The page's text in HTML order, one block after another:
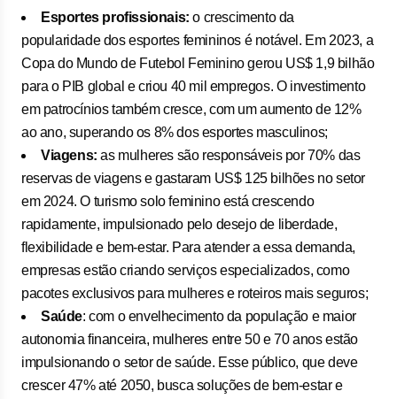
Esportes profissionais: o crescimento da
popularidade dos esportes femininos é notável. Em 2023, a
Copa do Mundo de Futebol Feminino gerou US$ 1,9 bilhão
para o PIB global e criou 40 mil empregos. O investimento
em patrocínios também cresce, com um aumento de 12%
ao ano, superando os 8% dos esportes masculinos;
Viagens:as mulheres são responsáveis por 70% das
reservas de viagens e gastaram US$ 125 bilhões no setor
em 2024. O turismo solo feminino está crescendo
rapidamente, impulsionado pelo desejo de liberdade,
flexibilidade e bem-estar. Para atender a essa demanda,
empresas estão criando serviços especializados, como
pacotes exclusivos para mulheres e roteiros mais seguros;
Saúde: com o envelhecimento da população e maior
autonomia financeira, mulheres entre 50 e 70 anos estão
impulsionando o setor de saúde. Esse público, que deve
crescer 47% até 2050, busca soluções de bem-estar e